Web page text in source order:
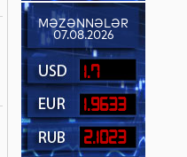
MƏZƏNNƏLƏR
07.08.2026
1.7
1.9633
2.1023